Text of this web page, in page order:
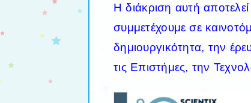
Η διάκριση αυτή
συμμετέχουμε σε
δημιουργικότητα, την
τις Επιστήμες, την